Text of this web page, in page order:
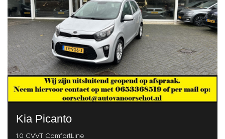
Kia Picanto
1.0 CVVT ComfortLine